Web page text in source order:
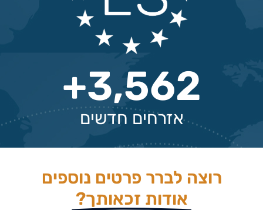
אזרחים חדשים
3,562
+
רוצה לברר פרטים נוספים
אודות זכאותך?